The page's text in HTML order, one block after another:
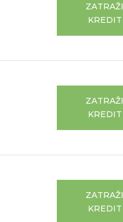
ZATRAŽI
KREDIT
ZATRAŽI
KREDIT
ZATRAŽI
KREDIT